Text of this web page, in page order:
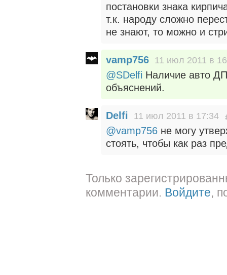
постановки знака
т.к. народу сложно
не знают, то можно и
vamp756 11 июл 2011 в
@SDelfi Наличие авто
объяснений.
Delfi 11 июл 2011 в 17:34
@vamp756 не могу
стоять, чтобы как раз
Только
комментарии. Войдите,